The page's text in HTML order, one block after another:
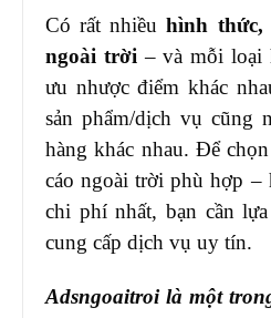
Có rất nhiềuhình thức,
ngoài trời – và mỗi loại
ưu nhược điểm khác
sản phẩm/dịch vụ cũng
hàng khác nhau. Để
cáo ngoài trời phù hợp –
chi phí nhất, bạn cần
cung cấp dịch vụ uy tín.
Adsngoaitroi là một